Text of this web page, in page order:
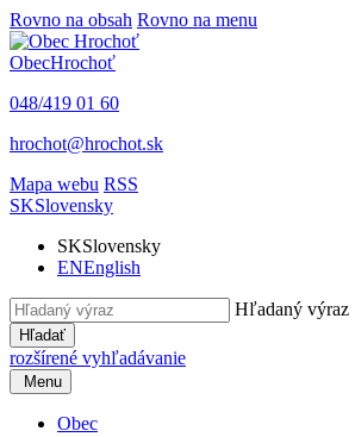
Rovno na obsah Rovno na menu
ObecHrochoť
048/419 01 60
hrochot@hrochot.sk
Mapa webu RSS
SKSlovensky
SKSlovensky
ENEnglish
Hľadaný výraz
Hľadať
rozšírené vyhľadávanie
Menu
Obec